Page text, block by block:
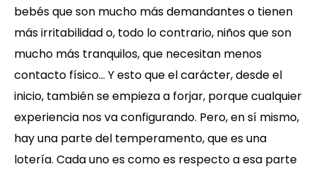
bebés que son mucho más demandantes o tienen
más irritabilidad o, todo lo contrario, niños que son
mucho más tranquilos, que necesitan menos
contacto físico… Y esto que el carácter, desde el
inicio, también se empieza a forjar, porque cualquier
experiencia nos va configurando. Pero, en sí mismo,
hay una parte del temperamento, que es una
lotería. Cada uno es como es respecto a esa parte